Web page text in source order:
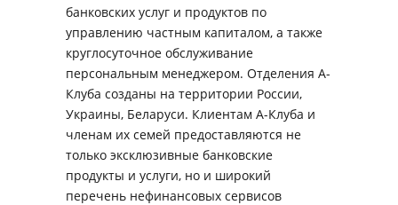
банковских услуг и продуктов по
управлению частным капиталом, а также
круглосуточное обслуживание
персональным менеджером. Отделения А-
Клуба созданы на территории России,
Украины, Беларуси. Клиентам А-Клуба и
членам их семей предоставляются не
только эксклюзивные банковские
продукты и услуги, но и широкий
перечень нефинансовых сервисов